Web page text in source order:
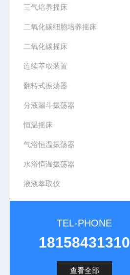
三气培养摇床
二氧化碳细胞培养摇床
二氧化碳摇床
连续萃取装置
翻转式振荡器
分液漏斗振荡器
恒温摇床
气浴恒温振荡器
水浴恒温振荡器
液液萃取仪
TEL-PHONE
18158431310
查看全部